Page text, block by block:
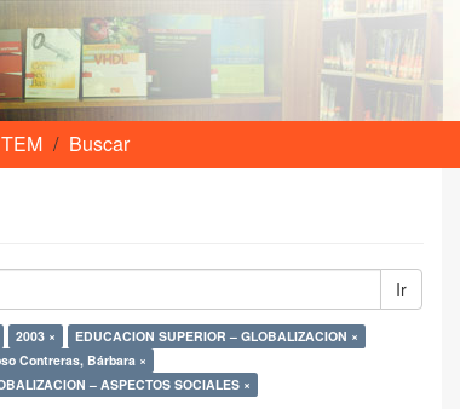
Buscar
Ir
2003 ×
EDUCACION SUPERIOR – GLOBALIZACION ×
Contreras, Bárbara ×
– ASPECTOS SOCIALES ×